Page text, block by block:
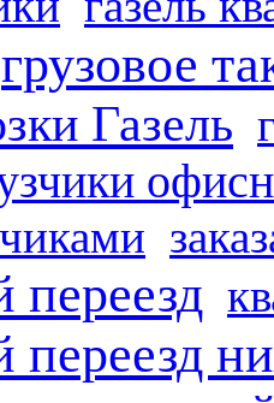
грузовое
Газель
переезд
переезд